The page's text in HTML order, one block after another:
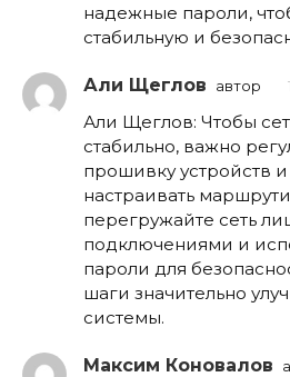
надежные пароли,
стабильную и
Али Щеглов автор
Али Щеглов: Чтобы
стабильно, важно
прошивку устройств
настраивать
перегружайте сеть
подключениями и
пароли для
шаги значительно
системы.
Максим Коновалов